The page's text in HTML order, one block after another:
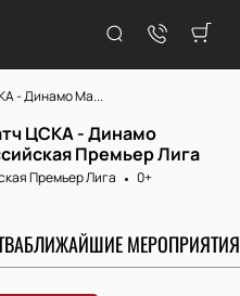
- Динамо Ма...
ЦСКА - Динамо
Премьер Лига
Премьер Лига
0+
БЛИЖАЙШИЕ МЕРОПРИЯТИЯ